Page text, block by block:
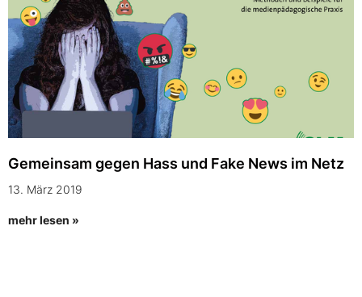
Gemeinsam gegen Hass und Fake News im Netz
13. März 2019
mehr lesen »